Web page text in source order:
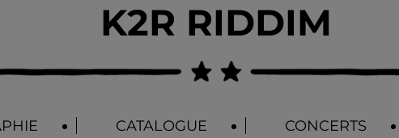
K2R RIDDIM
CATALOGUE CONCERTS